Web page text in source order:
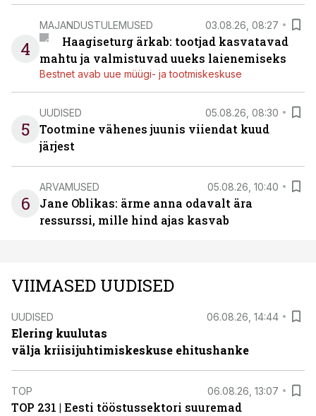
4
MAJANDUSTULEMUSED 03.08.26, 08:27
Haagiseturg ärkab: tootjad kasvatavad
mahtu ja valmistuvad uueks laienemiseks
Bestnet avab uue müügi- ja tootmiskeskuse
5
UUDISED 05.08.26, 08:30
Tootmine vähenes juunis viiendat kuud
järjest
6
ARVAMUSED 05.08.26, 10:40
Jane Oblikas: ärme anna odavalt ära
ressurssi, mille hind ajas kasvab
VIIMASED UUDISED
UUDISED 06.08.26, 14:44
Elering kuulutas
välja kriisijuhtimiskeskuse ehitushanke
TOP 06.08.26, 13:07
TOP 231 | Eesti tööstussektori suuremad